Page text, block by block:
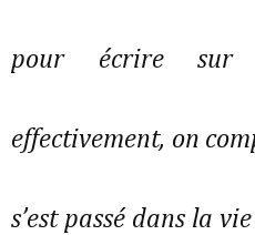
pour écrire sur
effectivement, on
s’est passé dans la